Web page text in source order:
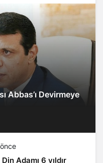
Abbas’ı Devirmeye
Adamı 6 yıldır